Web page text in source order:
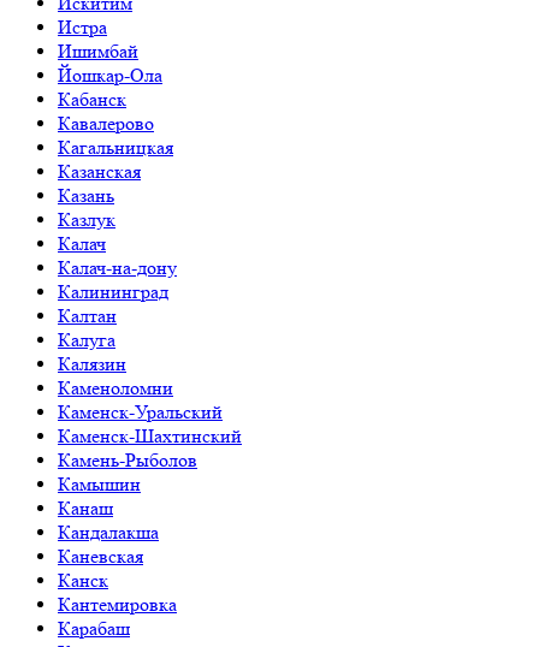
Истра
Ишимбай
Йошкар-Ола
Кабанск
Кавалерово
Кагальницкая
Казанская
Казань
Казлук
Калач
Калач-на-дону
Калининград
Калтан
Калуга
Калязин
Каменоломни
Каменск-Уральский
Каменск-Шахтинский
Камень-Рыболов
Камышин
Канаш
Кандалакша
Каневская
Канск
Кантемировка
Карабаш